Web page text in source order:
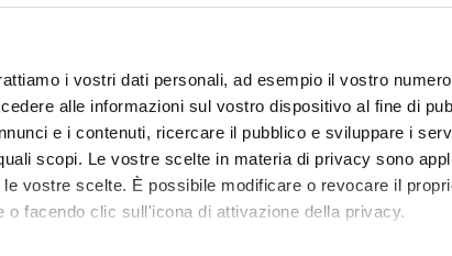
i vostri dati personali, ad esempio il vostro
alle informazioni sul vostro dispositivo al fine di
e i contenuti, ricercare il pubblico e sviluppare i
scopi. Le vostre scelte in materia di privacy sono
vostre scelte. È possibile modificare o revocare il
o facendo clic sull'icona di attivazione della privacy.